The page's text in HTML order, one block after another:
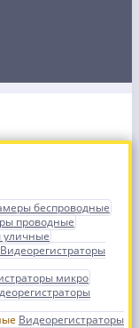
беспроводные
проводные
уличные
Видеорегистраторы
микро
Видеорегистраторы